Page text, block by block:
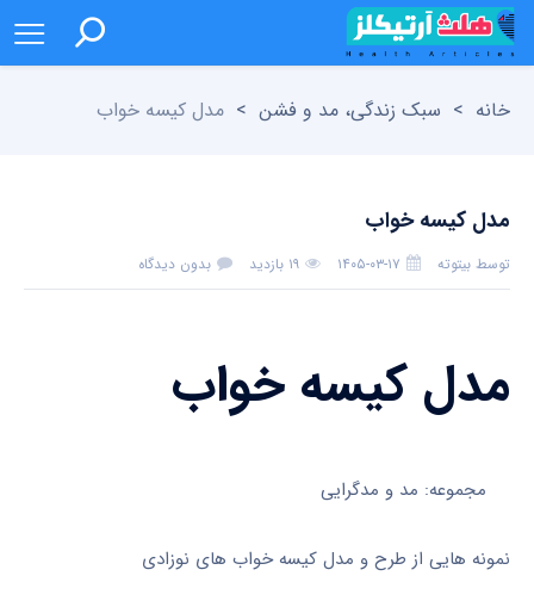
خانه > سبک زندگی، مد و فشن > مدل کیسه خواب
مدل کیسه خواب
توسط بیتوته ۱۴۰۵-۰۳-۱۷ ۱۹ بازدید بدون دیدگاه
مدل کیسه خواب
مجموعه: مد و مدگرایی
نمونه هایی از طرح و مدل کیسه خواب های نوزادی